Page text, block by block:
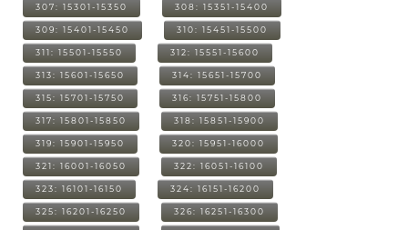
307: 15301-15350 308: 15351-15400
309: 15401-15450 310: 15451-15500
311: 15501-15550 312: 15551-15600
313: 15601-15650 314: 15651-15700
315: 15701-15750 316: 15751-15800
317: 15801-15850 318: 15851-15900
319: 15901-15950 320: 15951-16000
321: 16001-16050 322: 16051-16100
323: 16101-16150 324: 16151-16200
325: 16201-16250 326: 16251-16300